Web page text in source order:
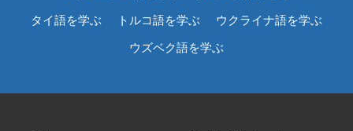
タイ語を学ぶ トルコ語を学ぶ ウクライナ語を学ぶ
ウズベク語を学ぶ